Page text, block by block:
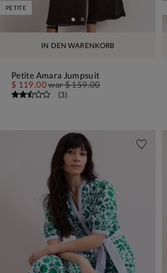
IN DEN WARENKORB
PETITE
Petite Amara Jumpsuit
$ 119.00war$ 159.00
(3)